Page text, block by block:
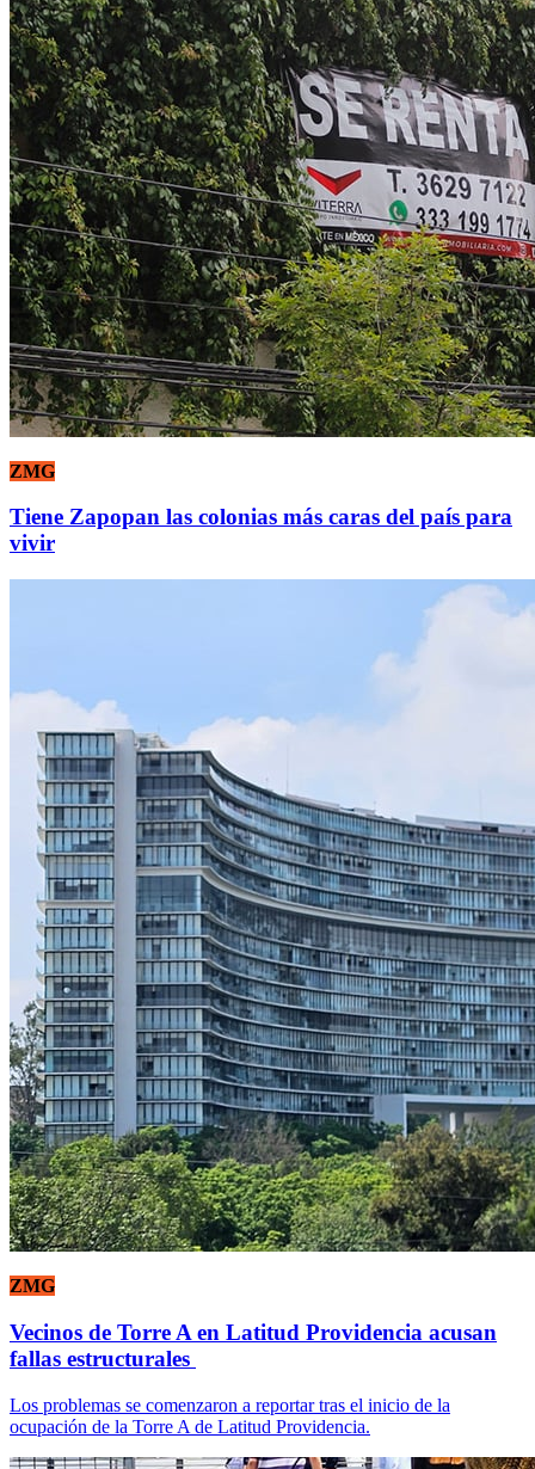
ZMG
Tiene Zapopan las colonias más caras del país para
vivir
ZMG
Vecinos de Torre A en Latitud Providencia acusan
fallas estructurales
Los problemas se comenzaron a reportar tras el inicio de la
ocupación de la Torre A de Latitud Providencia.